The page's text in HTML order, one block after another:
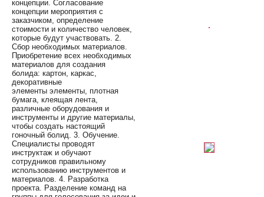
концепции. Согласование
концепции мероприятия с
заказчиком, определение
стоимости и количество человек,
которые будут участвовать. 2.
Сбор необходимых материалов.
Приобретение всех необходимых
материалов для создания
болида: картон, каркас,
декоративные
элементы элементы, плотная
бумага, клеящая лента,
различные оборудования и
инструменты и другие материалы,
чтобы создать настоящий
гоночный болид. 3. Обучение.
Специалисты проводят
инструктаж и обучают
сотрудников правильному
использованию инструментов и
материалов. 4. Разработка
проекта. Разделение команд на